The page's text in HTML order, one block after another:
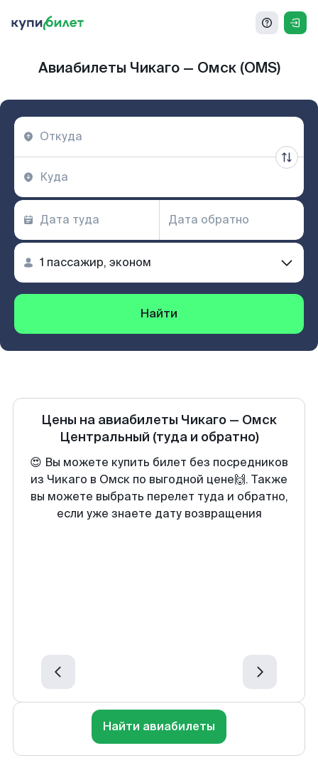
Авиабилеты Чикаго — Омск (OMS)
Найти
Цены на авиабилеты Чикаго — Омск
Центральный (туда и обратно)
😍 Вы можете купить билет без посредников
из Чикаго в Омск по выгодной цене🙌. Также
вы можете выбрать перелет туда и обратно,
если уже знаете дату возвращения
Найти авиабилеты